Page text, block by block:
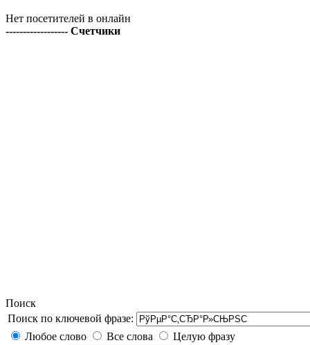
Нет посетителей в онлайн
------------------ Счетчики
Поиск
Поиск по ключевой фразе:
Любое слово
Все слова
Целую фразу